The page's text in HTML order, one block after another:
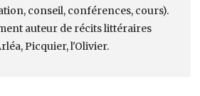
conseil, conférences, cours).
auteur de récits littéraires
Picquier, l'Olivier.